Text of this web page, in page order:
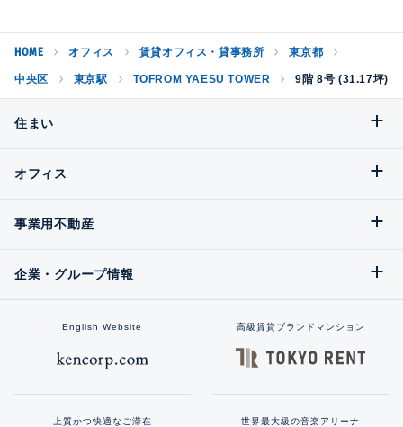
HOME オフィス 賃貸オフィス・貸事務所 東京都
中央区 東京駅 TOFROM YAESU TOWER 9階 8号 (31.17坪)
住まい
オフィス
事業用不動産
企業・グループ情報
English Website 高級賃貸ブランドマンション
上質かつ快適なご滞在 世界最大級の音楽アリーナ